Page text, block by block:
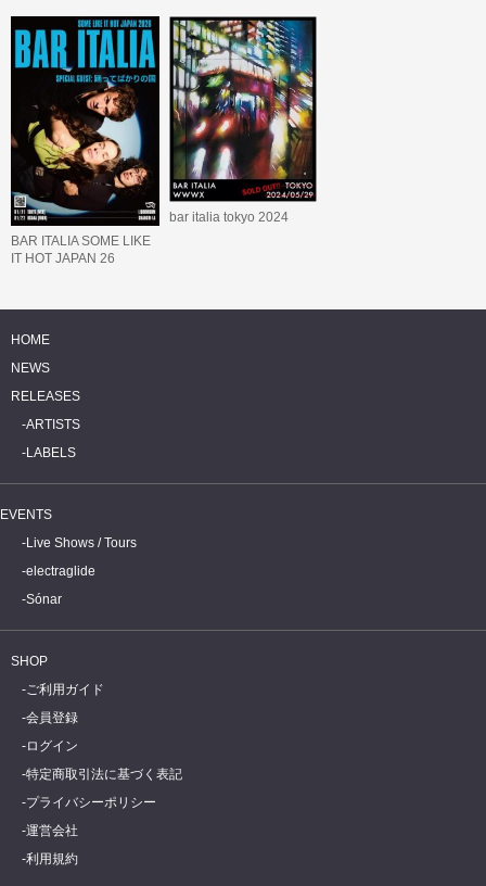
BAR ITALIA SOME LIKE
IT HOT JAPAN 26
bar italia tokyo 2024
HOME
NEWS
RELEASES
ARTISTS
LABELS
EVENTS
Live Shows / Tours
electraglide
Sónar
SHOP
ご利用ガイド
会員登録
ログイン
特定商取引法に基づく表記
プライバシーポリシー
運営会社
利用規約